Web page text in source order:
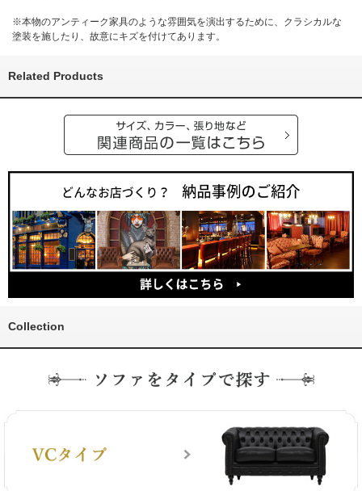
※本物のアンティーク家具のような雰囲気を演出するために、クラシカルな
塗装を施したり、故意にキズを付けてあります。
Related Products
Collection